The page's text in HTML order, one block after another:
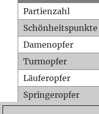
Partienzahl
Schönheitspunkte
Damenopfer
Turmopfer
Läuferopfer
Springeropfer